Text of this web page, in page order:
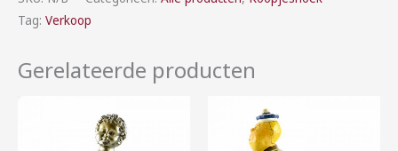
Tag: Verkoop
Gerelateerde producten
€5,00
tot
€30,00